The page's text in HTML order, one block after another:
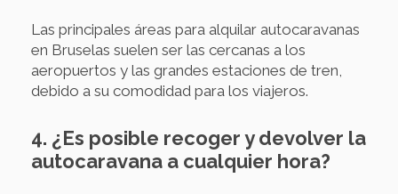
Las principales áreas para alquilar autocaravanas
en Bruselas suelen ser las cercanas a los
aeropuertos y las grandes estaciones de tren,
debido a su comodidad para los viajeros.
4. ¿Es posible recoger y devolver la
autocaravana a cualquier hora?